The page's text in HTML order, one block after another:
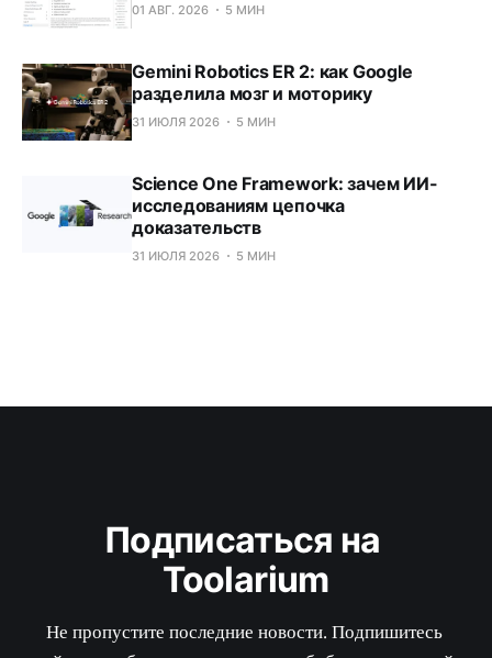
01 АВГ. 2026 5 МИН
Gemini Robotics ER 2: как Google
разделила мозг и моторику
31 ИЮЛЯ 2026 5 МИН
Science One Framework: зачем ИИ-
исследованиям цепочка
доказательств
31 ИЮЛЯ 2026 5 МИН
Подписаться на
Toolarium
Не пропустите последние новости. Подпишитесь